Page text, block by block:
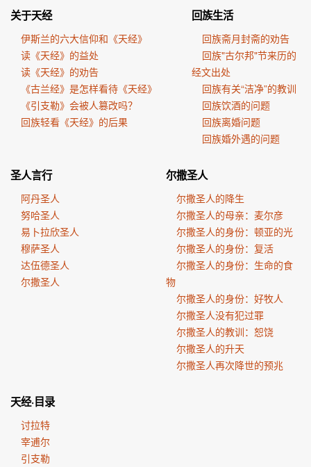
关于天经
伊斯兰的六大信仰和《天经》
读《天经》的益处
读《天经》的劝告
《古兰经》是怎样看待《天经》
《引支勒》会被人篡改吗？
回族轻看《天经》的后果
回族生活
回族斋月封斋的劝告
回族"古尔邦"节来历的
经文出处
回族有关“洁净”的教训
回族饮酒的问题
回族离婚问题
回族婚外遇的问题
圣人言行
阿丹圣人
努哈圣人
易卜拉欣圣人
穆萨圣人
达伍德圣人
尔撒圣人
尔撒圣人
尔撒圣人的降生
尔撒圣人的母亲：麦尔彦
尔撒圣人的身份：顿亚的光
尔撒圣人的身份：复活
尔撒圣人的身份：生命的食
物
尔撒圣人的身份：好牧人
尔撒圣人没有犯过罪
尔撒圣人的教训：恕饶
尔撒圣人的升天
尔撒圣人再次降世的预兆
天经·目录
讨拉特
宰逋尔
引支勒